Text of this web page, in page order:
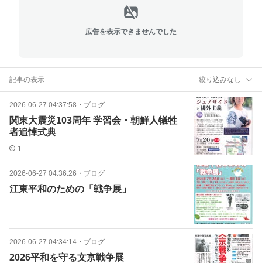
広告を表示できませんでした
記事の表示 絞り込みなし
2026-06-27 04:37:58 ・ ブログ
関東大震災103周年 学習会・朝鮮人犠牲
者追悼式典
1
2026-06-27 04:36:26 ・ ブログ
江東平和のための「戦争展」
2026-06-27 04:34:14 ・ ブログ
2026平和を守る文京戦争展